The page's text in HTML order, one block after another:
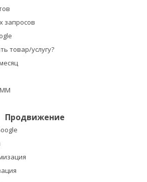
запросов
товар/услугу?
Продвижение